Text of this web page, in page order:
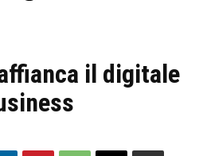
il digitale